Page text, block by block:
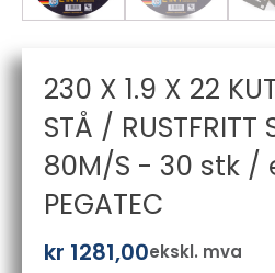
230 X 1.9 X 22
STÅ / RUSTFRITT
80M/S - 30 stk /
PEGATEC
kr 1281,00ekskl. mva